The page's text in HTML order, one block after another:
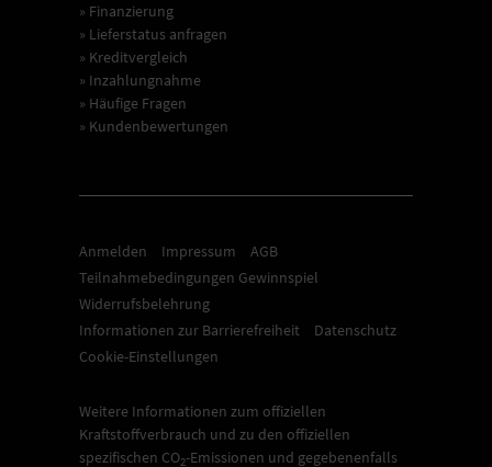
» Finanzierung
» Lieferstatus anfragen
» Kreditvergleich
» Inzahlungnahme
» Häufige Fragen
» Kundenbewertungen
Anmelden Impressum
AGB
Teilnahmebedingungen Gewinnspiel
Widerrufsbelehrung
Informationen zur Barrierefreiheit
Datenschutz
Cookie-Einstellungen
Weitere Informationen zum offiziellen
Kraftstoffverbrauch und zu den offiziellen
spezifischen CO2-Emissionen und gegebenenfalls